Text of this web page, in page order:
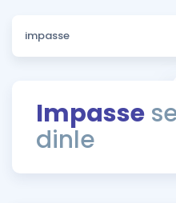
Sözlük
Rehberlik Aracı
ÖSYM Sınav Takvimi
Hakkımızda
Impasse
dinle